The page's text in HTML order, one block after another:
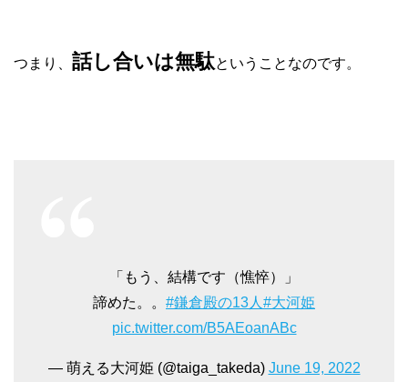
つまり、 話し合いは無駄ということなのです。
「もう、結構です（憔悴）」
諦めた。。 #鎌倉殿の13人 #大河姫
pic.twitter.com/B5AEoanABc
— 萌える大河姫 (@taiga_takeda) June 19, 2022